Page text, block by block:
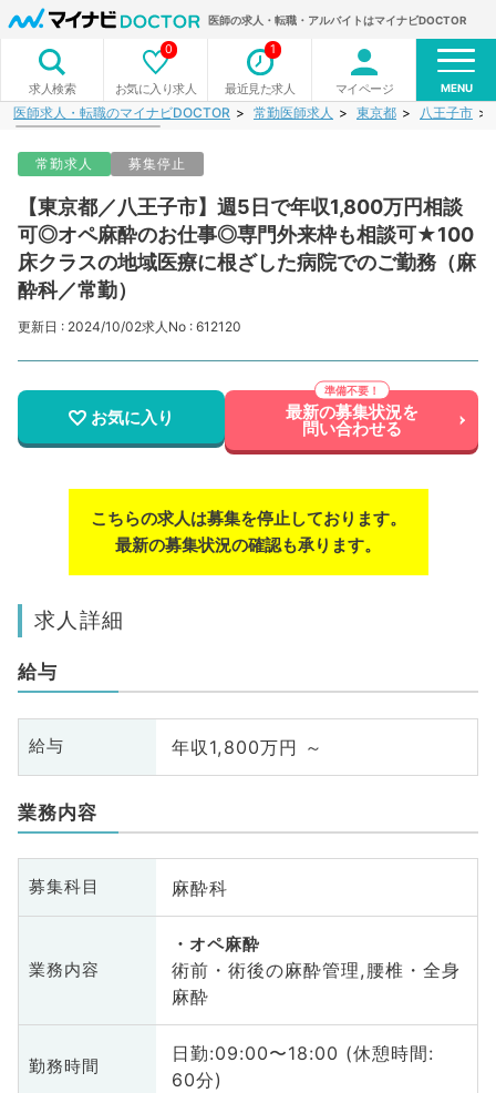
医師の求人・転職・アルバイトはマイナビDOCTOR
求人検索 お気に入り求人
0
最近見た求人
1
マイページ MENU
医師求人・転職のマイナビDOCTOR 常勤医師求人 東京都 八王子市
常勤求人 募集停止
【東京都／八王子市】週5日で年収1,800万円相談
可◎オペ麻酔のお仕事◎専門外来枠も相談可★100
床クラスの地域医療に根ざした病院でのご勤務（麻
酔科／常勤）
更新日 : 2024/10/02求人No : 612120
お気に入り 最新の募集状況を
問い合わせる
こちらの求人は募集を停止しております。
最新の募集状況の確認も承ります。
求人詳細
給与
給与 年収1,800万円 ～
業務内容
募集科目 麻酔科
業務内容
オペ麻酔
術前・術後の麻酔管理,腰椎・全身
麻酔
勤務時間
日勤:09:00〜18:00 (休憩時間:
60分)